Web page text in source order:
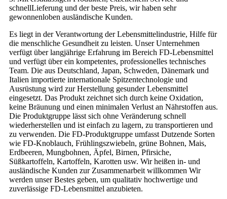
schnellLieferung und der beste Preis, wir haben sehr
gewonnenloben ausländische Kunden.
Es liegt in der Verantwortung der Lebensmittelindustrie, Hilfe für
die menschliche Gesundheit zu leisten. Unser Unternehmen
verfügt über langjährige Erfahrung im Bereich FD-Lebensmittel
und verfügt über ein kompetentes, professionelles technisches
Team. Die aus Deutschland, Japan, Schweden, Dänemark und
Italien importierte internationale Spitzentechnologie und
Ausrüstung wird zur Herstellung gesunder Lebensmittel
eingesetzt. Das Produkt zeichnet sich durch keine Oxidation,
keine Bräunung und einen minimalen Verlust an Nährstoffen aus.
Die Produktgruppe lässt sich ohne Veränderung schnell
wiederherstellen und ist einfach zu lagern, zu transportieren und
zu verwenden. Die FD-Produktgruppe umfasst Dutzende Sorten
wie FD-Knoblauch, Frühlingszwiebeln, grüne Bohnen, Mais,
Erdbeeren, Mungbohnen, Äpfel, Birnen, Pfirsiche,
Süßkartoffeln, Kartoffeln, Karotten usw. Wir heißen in- und
ausländische Kunden zur Zusammenarbeit willkommen Wir
werden unser Bestes geben, um qualitativ hochwertige und
zuverlässige FD-Lebensmittel anzubieten.